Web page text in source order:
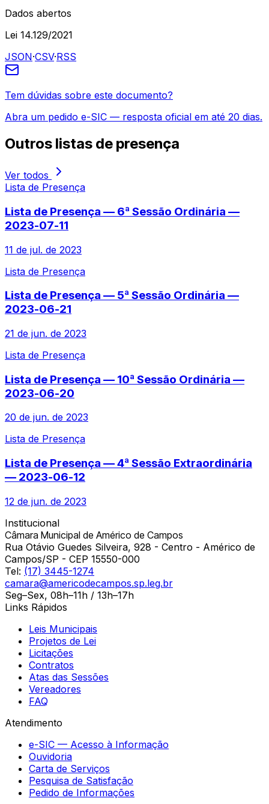
Dados abertos
Lei 14.129/2021
JSON·CSV·RSS
Tem dúvidas sobre este documento?
Abra um pedido e-SIC — resposta oficial em até 20 dias.
Outros listas de presença
Ver todos
Lista de Presença
Lista de Presença — 6ª Sessão Ordinária —
2023-07-11
11 de jul. de 2023
Lista de Presença
Lista de Presença — 5ª Sessão Ordinária —
2023-06-21
21 de jun. de 2023
Lista de Presença
Lista de Presença — 10ª Sessão Ordinária —
2023-06-20
20 de jun. de 2023
Lista de Presença
Lista de Presença — 4ª Sessão Extraordinária
— 2023-06-12
12 de jun. de 2023
Institucional
Câmara Municipal de Américo de Campos
Rua Otávio Guedes Silveira, 928 - Centro - Américo de
Campos/SP - CEP 15550-000
Tel: (17) 3445-1274
camara@americodecampos.sp.leg.br
Seg–Sex, 08h–11h / 13h–17h
Links Rápidos
Leis Municipais
Projetos de Lei
Licitações
Contratos
Atas das Sessões
Vereadores
FAQ
Atendimento
e-SIC — Acesso à Informação
Ouvidoria
Carta de Serviços
Pesquisa de Satisfação
Pedido de Informações